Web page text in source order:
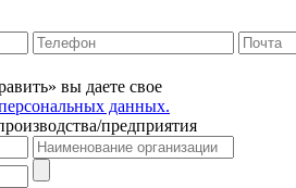
вы даете свое
данных.
предприятия